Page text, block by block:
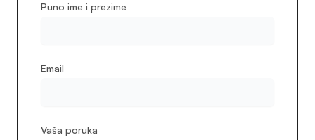
Puno ime i prezime
Email
Vaša poruka